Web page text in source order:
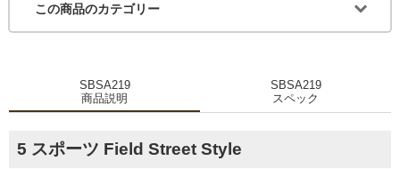
この商品のカテゴリー
SBSA219
商品説明
SBSA219
スペック
5 スポーツ Field Street Style